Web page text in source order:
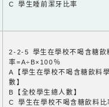
C 學生睡前潔牙比率
2-2-5 學生在學校不喝含糖飲
率=A÷B×100％
A【學生在學校不喝含糖飲料
數】
B【全校學生總人數】
C 學生在學校不喝含糖飲料比